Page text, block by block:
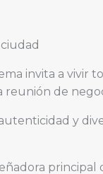
invita a
reunión de
y